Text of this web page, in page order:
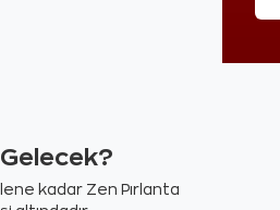
kadar Zen Pırlanta